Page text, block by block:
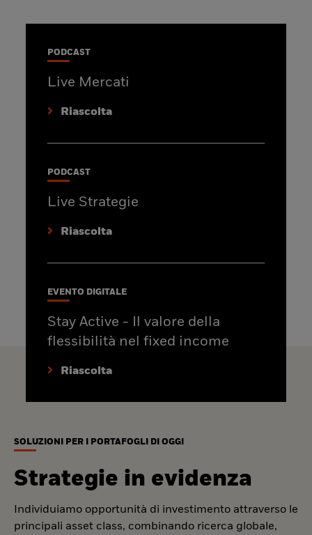
PODCAST
Live Mercati
Riascolta
PODCAST
Live Strategie
Riascolta
EVENTO DIGITALE
Stay Active - Il valore della
flessibilità nel fixed income
Riascolta
SOLUZIONI PER I PORTAFOGLI DI OGGI
Strategie in evidenza
Individuiamo opportunità di investimento attraverso le
principali asset class, combinando ricerca globale,